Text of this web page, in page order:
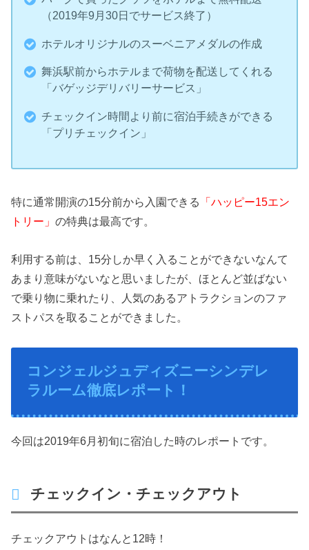
（2019年9月30日でサービス終了）
ホテルオリジナルのスーベニアメダルの作成
舞浜駅前からホテルまで荷物を配送してくれる
「バゲッジデリバリーサービス」
チェックイン時間より前に宿泊手続きができる
「プリチェックイン」
特に通常開演の15分前から入園できる
「ハッピー15エン
トリー」の特典は最高です。
利用する前は、15分しか早く入ることができないなんて
あまり意味がないなと思いましたが、ほとんど並ばない
で乗り物に乗れたり、人気のあるアトラクションのファ
ストパスを取ることができました。
コンジェルジュディズニーシンデレ
ラルーム徹底レポート！
今回は2019年6月初旬に宿泊した時のレポートです。
チェックイン・チェックアウト
チェックアウトはなんと12時！